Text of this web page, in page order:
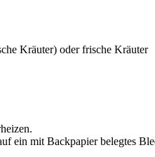
Kräuter) oder frische Kräuter
ein mit Backpapier belegtes